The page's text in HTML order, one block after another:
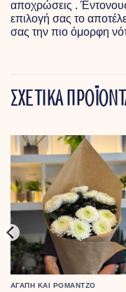
αποχρώσεις .
επιλογή σας το
σας την πιο όμορφη
ΣΧΕΤΙΚΑ
ΑΓΑΠΗ ΚΑΙ ΡΟΜΑΝΤΖΟ